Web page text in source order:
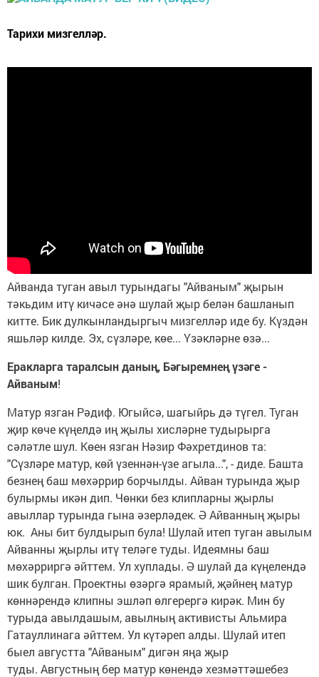
Тарихи мизгелләр.
Айванда туган авыл турындагы "Айваным" җырын
тәкьдим итү кичәсе әнә шулай җыр белән башланып
китте. Бик дулкынландыргыч мизгелләр иде бу. Күздән
яшьләр килде. Эх, сүзләре, көе... Үзәкләрне өзә...
Еракларга таралсын даның, Бәгыремнең үзәге -
Айваным!
Матур язган Рәдиф. Югыйсә, шагыйрь дә түгел. Туган
җир көче күңелдә иң җылы хисләрне тудырырга
сәләтле шул. Көен язган Нәзир Фәхретдинов та:
"Сүзләре матур, көй үзеннән-үзе агыла...", - диде. Башта
безнең баш мөхәррир борчылды. Айван турында җыр
булырмы икән дип. Чөнки без клипларны җырлы
авыллар турында гына әзерләдек. Ә Айванның җыры
юк. Аны бит булдырып була! Шулай итеп туган авылым
Айванны җырлы итү теләге туды. Идеямны баш
мөхәрриргә әйттем. Ул хуплады. Ә шулай да күңелендә
шик булган. Проектны өзәргә ярамый, җәйнең матур
көннәрендә клипны эшләп өлгерергә кирәк. Мин бу
турыда авылдашым, авылның активисты Альмира
Гатауллинага әйттем. Ул күтәреп алды. Шулай итеп
быел августта "Айваным" дигән яңа җыр
туды. Августның бер матур көнендә хезмәттәшебез